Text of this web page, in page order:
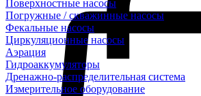
Поверхностные насосы
Погружные / скважинные насосы
Фекальные насосы
Циркуляционные насосы
Аэрация
Гидроаккумуляторы
Дренажно-распределительная система
Измерительное оборудование